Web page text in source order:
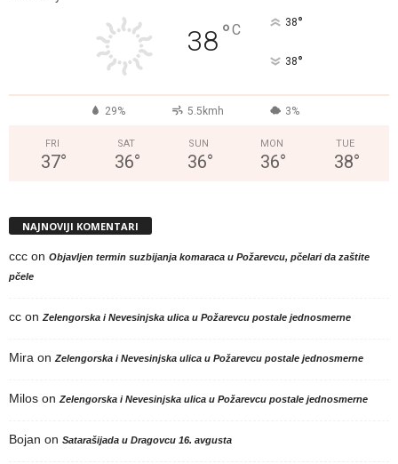
38°C 38°
38°
29% 5.5kmh 3%
FRI
37°
SAT
36°
SUN
36°
MON
36°
TUE
38°
NAJNOVIJI KOMENTARI
ccc on Objavljen termin suzbijanja komaraca u Požarevcu, pčelari da zaštite
pčele
cc onZelengorska i Nevesinjska ulica u Požarevcu postale jednosmerne
Mira onZelengorska i Nevesinjska ulica u Požarevcu postale jednosmerne
Milos onZelengorska i Nevesinjska ulica u Požarevcu postale jednosmerne
Bojan on Satarašijada u Dragovcu 16. avgusta